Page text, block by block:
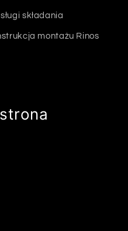
składania
montażu Rinos